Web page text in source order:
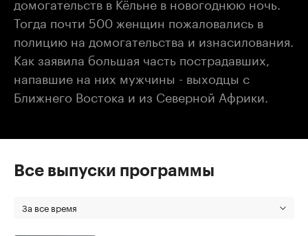
Тогда почти 500 женщин пожаловались в
полицию на домогательства и изнасилования.
Как заявила большая часть пострадавших,
напавшие на них мужчины - выходцы с
Ближнего Востока и из Северной Африки.
Все выпуски программы
За все время